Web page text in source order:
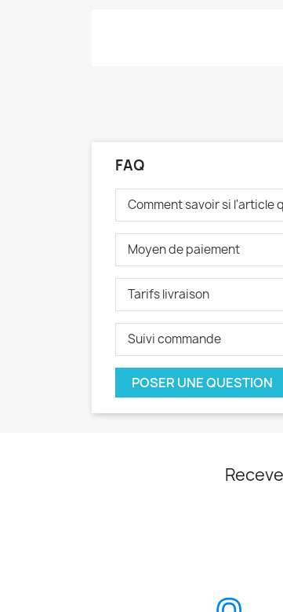
FAQ
Comment savoir si l'article
Moyen de paiement
Tarifs livraison
Suivi commande
POSER UNE QUESTION